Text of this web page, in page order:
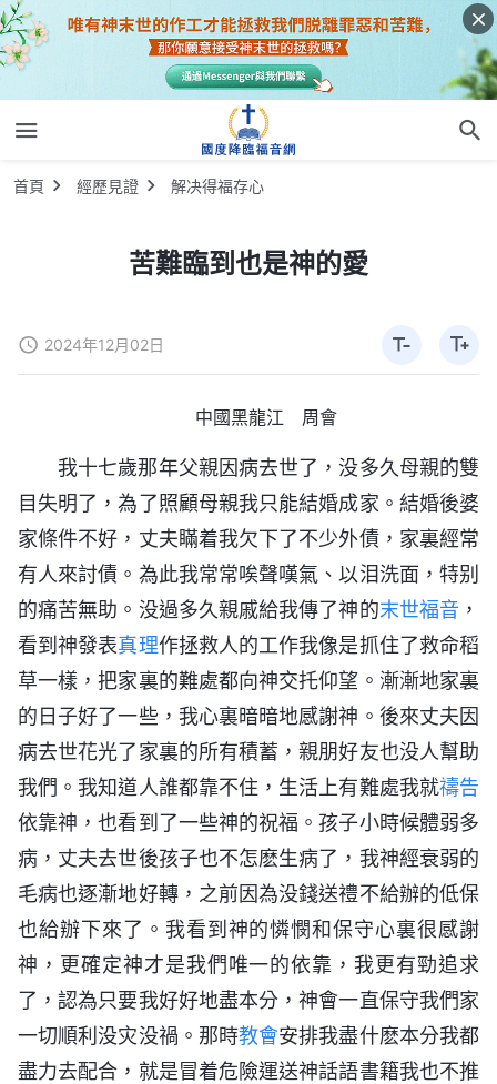
首頁 經歷見證 解决得福存心
苦難臨到也是神的愛
2024年12月02日
中國黑龍江 周會
我十七歲那年父親因病去世了，没多久母親的雙
目失明了，為了照顧母親我只能結婚成家。結婚後婆
家條件不好，丈夫瞞着我欠下了不少外債，家裏經常
有人來討債。為此我常常唉聲嘆氣、以泪洗面，特别
的痛苦無助。没過多久親戚給我傳了神的末世福音 ，
看到神發表真理作拯救人的工作我像是抓住了救命稻
草一樣，把家裏的難處都向神交托仰望。漸漸地家裏
的日子好了一些，我心裏暗暗地感謝神。後來丈夫因
病去世花光了家裏的所有積蓄，親朋好友也没人幫助
我們。我知道人誰都靠不住，生活上有難處我就禱告
依靠神，也看到了一些神的祝福。孩子小時候體弱多
病，丈夫去世後孩子也不怎麽生病了，我神經衰弱的
毛病也逐漸地好轉，之前因為没錢送禮不給辦的低保
也給辦下來了。我看到神的憐憫和保守心裏很感謝
神，更確定神才是我們唯一的依靠，我更有勁追求
了，認為只要我好好地盡本分，神會一直保守我們家
一切順利没灾没禍。那時教會安排我盡什麽本分我都
盡力去配合，就是冒着危險運送神話語書籍我也不推